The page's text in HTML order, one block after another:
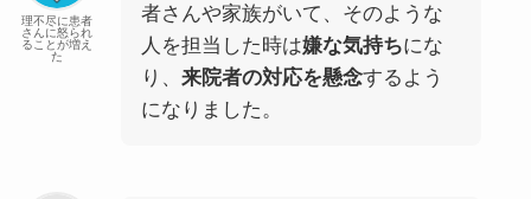
理不尽に患者
さんに怒られ
ることが増え
た
者さんや家族がいて、そのような
人を担当した時は嫌な気持ちにな
り、 来院者の対応を懸念するよう
になりました。